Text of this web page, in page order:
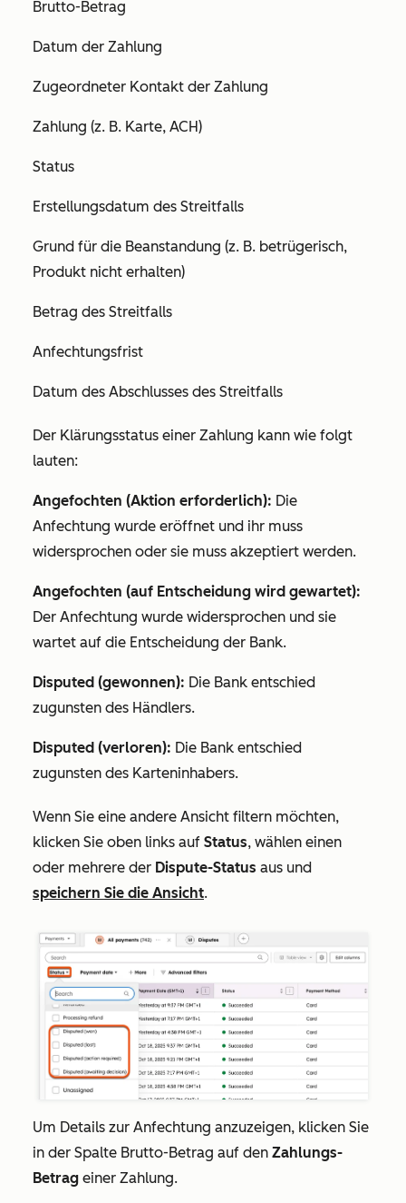
Brutto-Betrag
Datum der Zahlung
Zugeordneter Kontakt der Zahlung
Zahlung (z. B. Karte, ACH)
Status
Erstellungsdatum des Streitfalls
Grund für die Beanstandung (z. B. betrügerisch,
Produkt nicht erhalten)
Betrag des Streitfalls
Anfechtungsfrist
Datum des Abschlusses des Streitfalls
Der Klärungsstatus einer Zahlung kann wie folgt
lauten:
Angefochten (Aktion erforderlich): Die
Anfechtung wurde eröffnet und ihr muss
widersprochen oder sie muss akzeptiert werden.
Angefochten (auf Entscheidung wird gewartet):
Der Anfechtung wurde widersprochen und sie
wartet auf die Entscheidung der Bank.
Disputed (gewonnen): Die Bank entschied
zugunsten des Händlers.
Disputed (verloren): Die Bank entschied
zugunsten des Karteninhabers.
Wenn Sie eine andere Ansicht filtern möchten,
klicken Sie oben links auf Status, wählen einen
oder mehrere der Dispute-Status aus und
speichern Sie die Ansicht.
Um Details zur Anfechtung anzuzeigen, klicken Sie
in der Spalte Brutto-Betrag auf den Zahlungs-
Betrag einer Zahlung.